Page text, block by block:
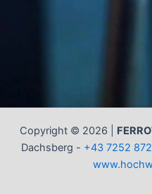
Copyright © 2026 |
Dachsberg - +43 7252